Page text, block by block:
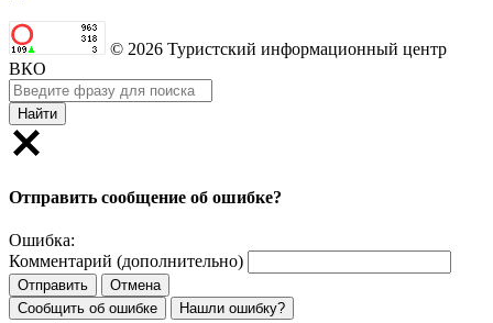
© 2026 Туристский информационный центр
ВКО
Найти
Отправить сообщение об ошибке?
Ошибка:
Комментарий (дополнительно)
Отправить
Отмена
Сообщить об ошибке
Нашли ошибку?